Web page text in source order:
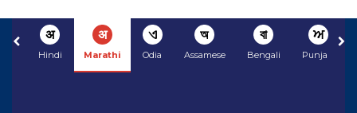
अ
Hindi
अ
Marathi
ଏ
Odia
অ
Assamese
বা
Bengali
ਅ
Punjabi